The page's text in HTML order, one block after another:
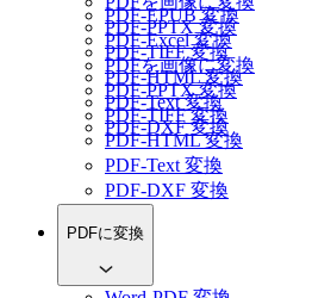
PDF-PPTX 変換
PDF-TIFF 変換
PDF-HTML 変換
PDF-Text 変換
PDF-DXF 変換
PDF-EPUB 変換
PDF-Excel 変換
PDFを画像に変換
PDF-PPTX 変換
PDF-TIFF 変換
PDF-HTML 変換
PDF-Text 変換
PDF-DXF 変換
PDFに変換